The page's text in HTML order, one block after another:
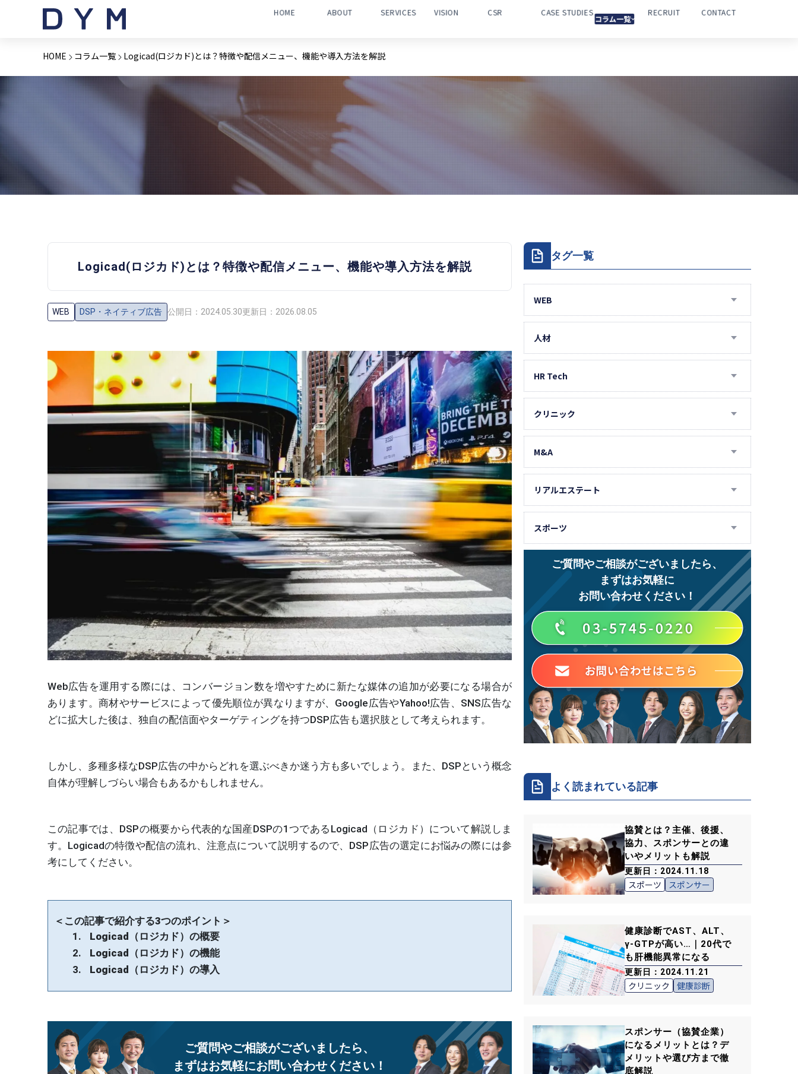
HOME ABOUT SERVICES VISION CSR CASE STUDIES
コラム一覧
RECRUIT CONTACT
HOME コラム一覧 Logicad(ロジカド)とは？特徴や配信メニュー、機能や導入方法を解説
Logicad(ロジカド)とは？特徴や配信メニュー、機能や導入方法を解説
WEB DSP・ネイティブ広告 公開日：2024.05.30更新日：2026.08.05
Web広告を運用する際には、コンバージョン数を増やすために新たな媒体の追加が必要になる場合が
あります。商材やサービスによって優先順位が異なりますが、Google広告やYahoo!広告、SNS広告な
どに拡大した後は、独自の配信面やターゲティングを持つDSP広告も選択肢として考えられます。
しかし、多種多様なDSP広告の中からどれを選ぶべきか迷う方も多いでしょう。また、DSPという概念
自体が理解しづらい場合もあるかもしれません。
この記事では、DSPの概要から代表的な国産DSPの1つであるLogicad（ロジカド）について解説しま
す。Logicadの特徴や配信の流れ、注意点について説明するので、DSP広告の選定にお悩みの際には参
考にしてください。
＜この記事で紹介する3つのポイント＞
Logicad（ロジカド）の概要
Logicad（ロジカド）の機能
Logicad（ロジカド）の導入
ご質問やご相談がございましたら、
まずはお気軽にお問い合わせください！
タグ一覧
WEB
AIラボラトリー
DSP・ネイティブ広告
Instagram運用
LINE公式アカウント運用
ホワイトペーパー制作
TikTok運用
アドトラック
アフィリエイト
インフルエンサーキャスティング
サイト制作
タレントキャスティング・タレントシェア
AI
リスティング広告
人材
IT・エンジニア人材
エグゼクティブ人材
タイ人材
ハイクラス人材
介護人材
就活イベント
新卒人材
研修・人材育成
福利厚生
第二新卒・中途・既卒
HR Tech
AI面接
Indeed
コールセンター
スタンバイ
求人ボックス
適性診断
クリニック
アメリカ医療
インドネシア医療
タイ医療
ベトナム医療
M&A
M&Aコンサルティング
投資育成
リアルエステート
オフィス仲介
不動産仲介
スポーツ
D.LEAGUE
スポンサー
ご質問やご相談がございましたら、
まずはお気軽に
お問い合わせください！
よく読まれている記事
協賛とは？主催、後援、
協力、スポンサーとの違
いやメリットも解説
更新日：2024.11.18
スポーツ スポンサー
健康診断でAST、ALT、
γ-GTPが高い…｜20代で
も肝機能異常になる
更新日：2024.11.21
クリニック 健康診断
スポンサー（協賛企業）
になるメリットとは？デ
メリットや選び方まで徹
底解説